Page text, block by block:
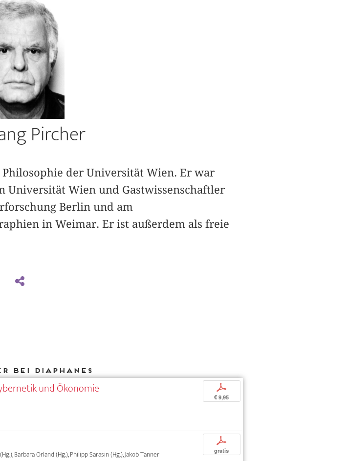
Pircher
der Universität Wien. Er war
Universität Wien und Gastwissenschaftler
Berlin und am
in Weimar. Er ist außerdem als freie
DIAPHANES
und Ökonomie p
€ 9,95
Barbara Orland (Hg.), Philipp Sarasin (Hg.), Jakob Tanner
p
gratis